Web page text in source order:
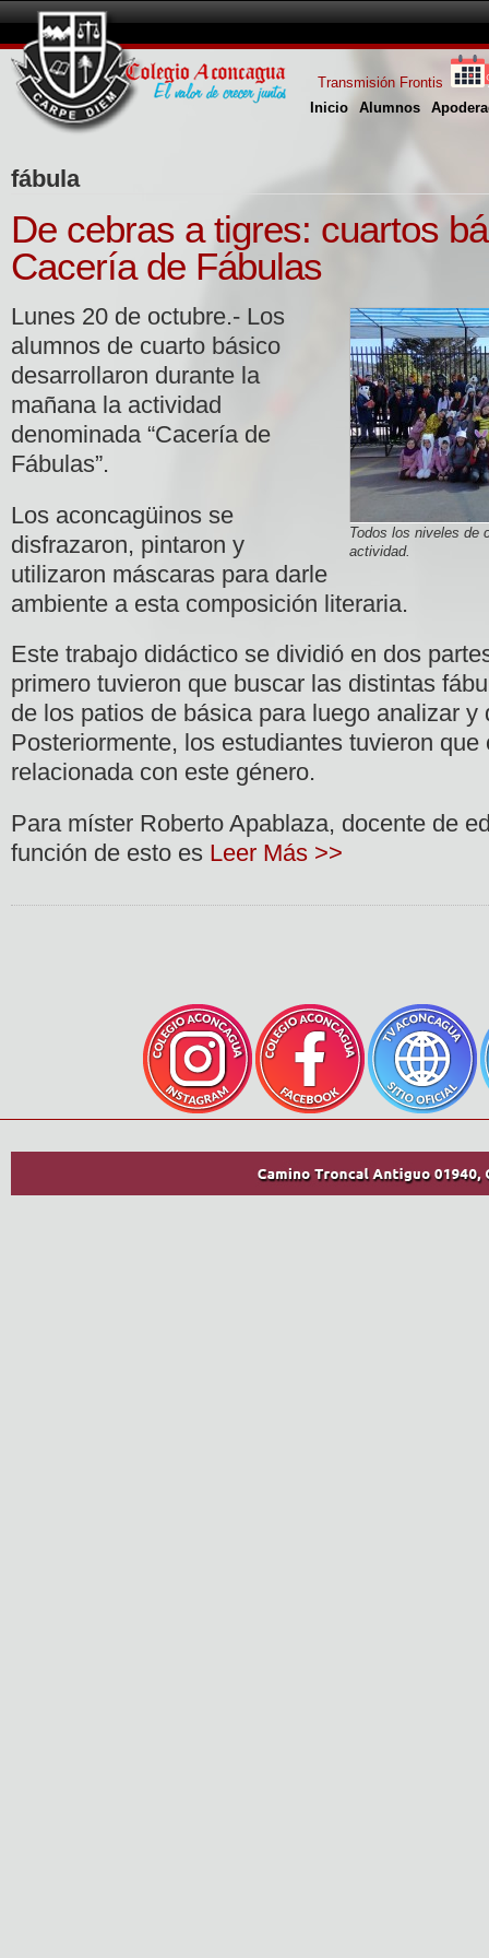
Inicio Alumnos
Transmisión Frontis
fábula
De cebras a tigres: cuartos
Cacería de Fábulas
Todos los niveles de
actividad.
Lunes 20 de octubre.- Los
alumnos de cuarto básico
desarrollaron durante la
mañana la actividad
denominada “Cacería de
Fábulas”.
Los aconcagüinos se
disfrazaron, pintaron y
utilizaron máscaras para darle
ambiente a esta composición literaria.
Este trabajo didáctico se dividió en dos
primero tuvieron que buscar las distintas
de los patios de básica para luego analizar y
Posteriormente, los estudiantes tuvieron
relacionada con este género.
Para míster Roberto Apablaza, docente de
función de esto es Leer Más >>